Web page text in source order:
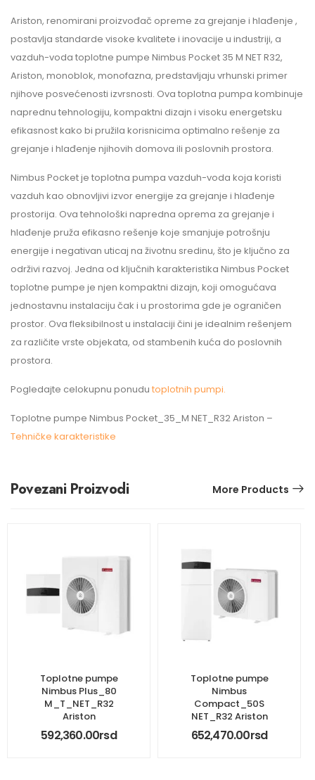
Ariston, renomirani proizvođač opreme za grejanje i hlađenje ,
postavlja standarde visoke kvalitete i inovacije u industriji, a
vazduh-voda toplotne pumpe Nimbus Pocket 35 M NET R32,
Ariston, monoblok, monofazna, predstavljaju vrhunski primer
njihove posvećenosti izvrsnosti. Ova toplotna pumpa kombinuje
naprednu tehnologiju, kompaktni dizajn i visoku energetsku
efikasnost kako bi pružila korisnicima optimalno rešenje za
grejanje i hlađenje njihovih domova ili poslovnih prostora.
Nimbus Pocket je toplotna pumpa vazduh-voda koja koristi
vazduh kao obnovljivi izvor energije za grejanje i hlađenje
prostorija. Ova tehnološki napredna oprema za grejanje i
hlađenje pruža efikasno rešenje koje smanjuje potrošnju
energije i negativan uticaj na životnu sredinu, što je ključno za
održivi razvoj. Jedna od ključnih karakteristika Nimbus Pocket
toplotne pumpe je njen kompaktni dizajn, koji omogućava
jednostavnu instalaciju čak i u prostorima gde je ograničen
prostor. Ova fleksibilnost u instalaciji čini je idealnim rešenjem
za različite vrste objekata, od stambenih kuća do poslovnih
prostora.
Pogledajte celokupnu ponudu toplotnih pumpi.
Toplotne pumpe Nimbus Pocket_35_M NET_R32 Ariston –
Tehničke karakteristike
Povezani Proizvodi More Products
Toplotne pumpe
Nimbus Plus_80
M_T_NET_R32
Ariston
592,360.00rsd
Toplotne pumpe
Nimbus
Compact_50S
NET_R32 Ariston
652,470.00rsd